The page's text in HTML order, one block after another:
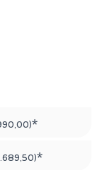
)*
)*